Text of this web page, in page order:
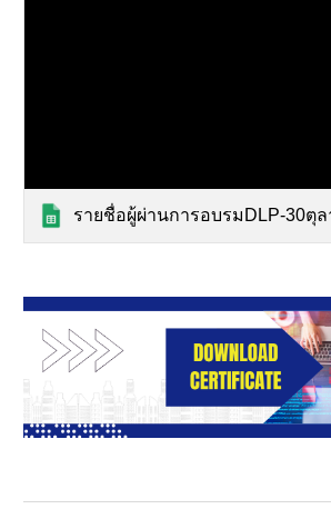
รายชื่อผู้ผ่านการอบรมDLP-30ตุ